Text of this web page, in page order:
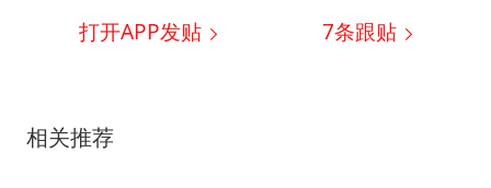
打开APP发贴 7条跟贴
相关推荐